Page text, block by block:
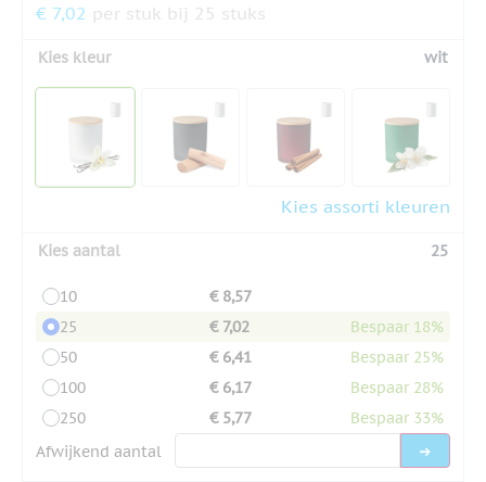
€ 7,02 per stuk bij 25 stuks
Kies kleur wit
Kies assorti kleuren
Kies aantal 25
10
€ 8,57
25
€ 7,02
Bespaar 18%
50
€ 6,41
Bespaar 25%
100
€ 6,17
Bespaar 28%
250
€ 5,77
Bespaar 33%
Afwijkend aantal